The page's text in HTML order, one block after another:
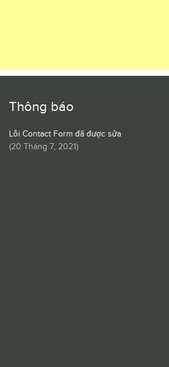
Thông báo
Lỗi Contact Form đã được sửa
(20 Tháng 7, 2021)